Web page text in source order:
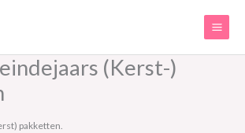
(Kerst-)
pakketten.